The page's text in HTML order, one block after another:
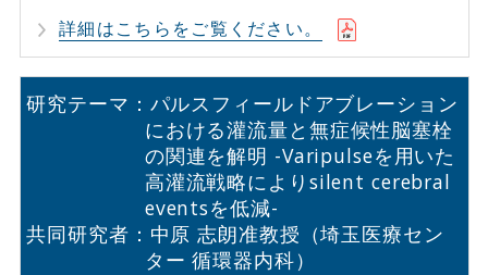
詳細はこちらをご覧ください。
研究テーマ：パルスフィールドアブレーション
における灌流量と無症候性脳塞栓
の関連を解明 -Varipulseを用いた
高灌流戦略によりsilent cerebral
eventsを低減-
共同研究者：中原 志朗准教授（埼玉医療セン
ター 循環器内科）